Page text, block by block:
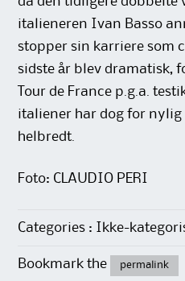
italieneren Ivan Basso
stopper sin karriere som
sidste år blev dramatisk,
Tour de France p.g.a.
italiener har dog for nylig
helbredt.
Foto: CLAUDIO PERI
Categories : Ikke-
Bookmark the permalink